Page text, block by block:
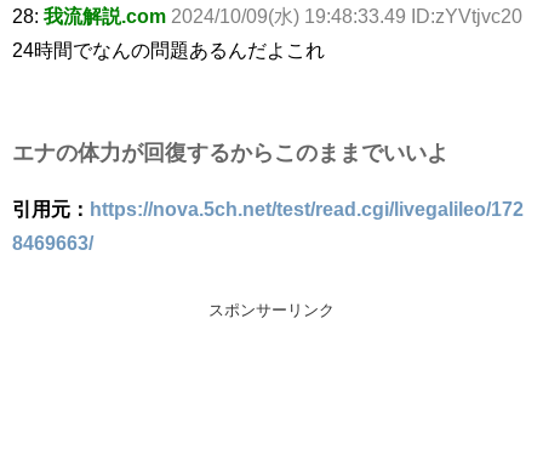
28: 我流解説.com 2024/10/09(水) 19:48:33.49 ID:zYVtjvc20
24時間でなんの問題あるんだよこれ
エナの体力が回復するからこのままでいいよ
引用元： https://nova.5ch.net/test/read.cgi/livegalileo/172
8469663/
スポンサーリンク